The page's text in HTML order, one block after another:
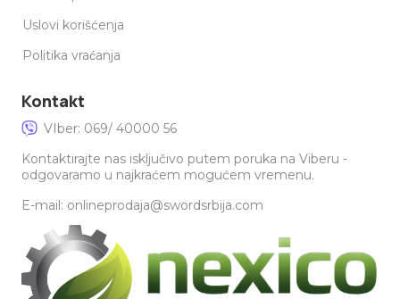
Uslovi korišćenja
Politika vraćanja
Kontakt
VIber: 069/ 40000 56
Kontaktirajte nas isključivo putem poruka na Viberu -
odgovaramo u najkraćem mogućem vremenu.
E-mail: onlineprodaja@swordsrbija.com